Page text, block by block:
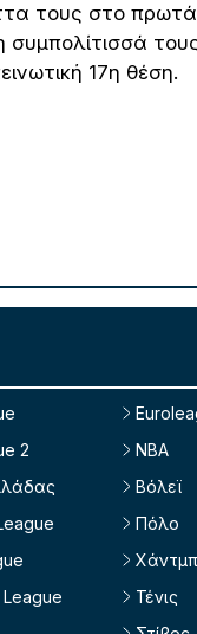
τους στο
συμπολίτισσά
17η θέση.
2
NBA
Βόλεϊ
Πόλο
Τένις